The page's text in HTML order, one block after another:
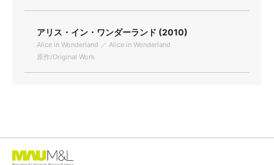
アリス・イン・ワンダーランド (2010)
Alice in Wonderland ／ Alice in Wonderland
原作/Original Work